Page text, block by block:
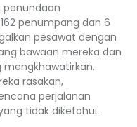
penundaan
penumpang dan 6
pesawat dengan
bawaan mereka dan
rasakan,
perjalanan
tidak diketahui.